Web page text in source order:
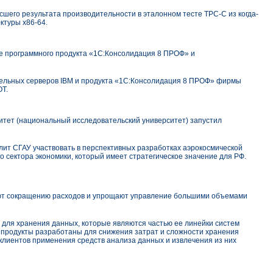
результата производительности в эталонном тесте TPC-C из когда-
x86-64.
программного продукта «1С:Консолидация 8 ПРОФ» и
серверов IBM и продукта «1С:Консолидация 8 ПРОФ» фирмы
(национальный исследовательский университет) запустил
СГАУ участвовать в перспективных разработках аэрокосмической
экономики, который имеет стратегическое значение для РФ.
сокращению расходов и упрощают управление большими объемами
хранения данных, которые являются частью ее линейки систем
разработаны для снижения затрат и сложности хранения
применения средств анализа данных и извлечения из них